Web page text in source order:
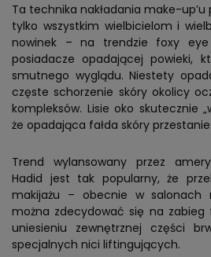
Ta technika nakładania make-
tylko wszystkim wielbicielom i
nowinek – na trendzie foxy eye
posiadacze opadającej powieki,
smutnego wyglądu. Niestety
częste schorzenie skóry okolicy
kompleksów. Lisie oko skutecznie
że opadająca fałda skóry
Trend wylansowany przez
Hadid jest tak popularny, że
makijażu – obecnie w salonach
można zdecydować się na zabieg
uniesieniu zewnętrznej części
specjalnych nici liftingujących.